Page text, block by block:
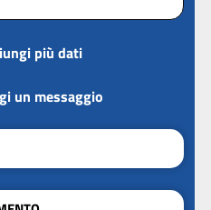
più dati
un messaggio